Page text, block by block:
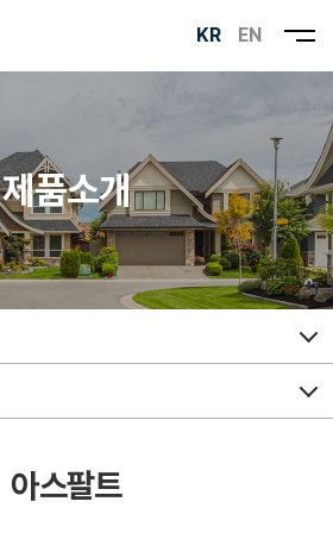
KR EN
제품소개
아스팔트